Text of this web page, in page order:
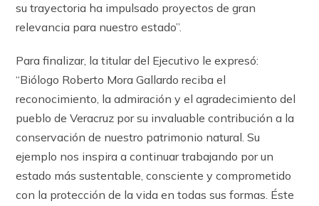
su trayectoria ha impulsado proyectos de gran
relevancia para nuestro estado”.
Para finalizar, la titular del Ejecutivo le expresó:
“Biólogo Roberto Mora Gallardo reciba el
reconocimiento, la admiración y el agradecimiento del
pueblo de Veracruz por su invaluable contribución a la
conservación de nuestro patrimonio natural. Su
ejemplo nos inspira a continuar trabajando por un
estado más sustentable, consciente y comprometido
con la protección de la vida en todas sus formas. Éste